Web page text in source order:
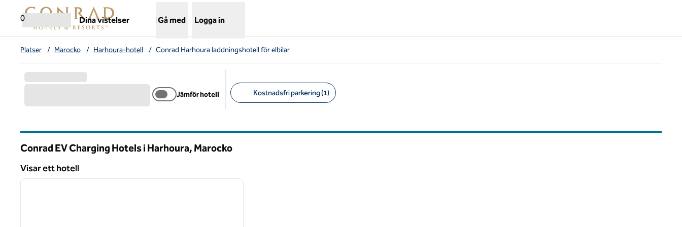
Gå vidare till innehållet
0
Dina vistelser
,öppnar ny flik
Gå med Logga in
Platser / Marocko / Harhoura-hotell / Conrad Harhoura laddningshotell för elbilar
Jämför hotell Kostnadsfri parkering (1)
Conrad EV Charging Hotels i Harhoura, Marocko
Visar ett hotell
Visar ett hotell
1 av 12
nästa bild